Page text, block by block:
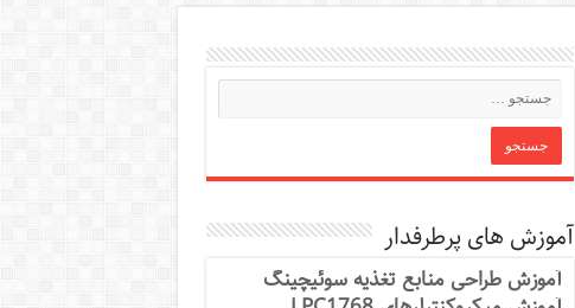
آموزش های پرطرفدار
آموزش طراحی منابع تغذیه سوئیچینگ